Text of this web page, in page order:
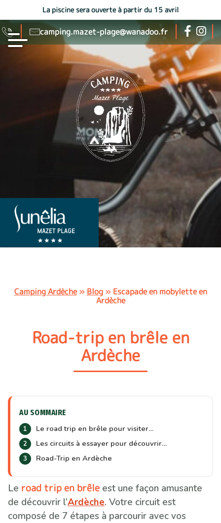
La piscine sera ouverte à partir du 15 avril
camping.mazet-plage@wanadoo.fr
Camping Ardèche» Blog» Escapade en mobylette en
Ardèche
Road-trip en brêle en
Ardèche
AU SOMMAIRE
Le road trip en brêle pour visiter…
Les circuits à essayer pour découvrir…
Road-Trip en Ardèche
Le road trip en brêle est une façon amusante
de découvrir l’Ardèche. Votre circuit est
composé de 7 étapes à parcourir avec vos